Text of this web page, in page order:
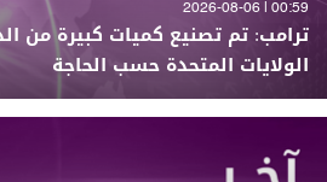
00:59 | 2026-08-06
ترامب: تم تصنيع كميات كبيرة من
الولايات المتحدة حسب الحاجة